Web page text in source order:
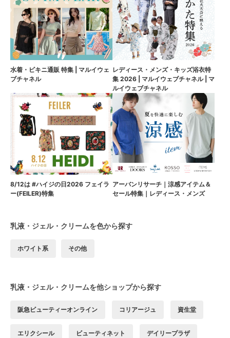
水着・ビキニ通販 特集 | マルイウェ
ブチャネル
レディース・メンズ・キッズ浴衣特
集 2026 | マルイウェブチャネル | マ
ルイウェブチャネル
8/12は #ハイジの日2026 フェイラ
ー(FEILER)特集
アーバンリサーチ｜涼感アイテム＆
セール特集｜レディース・メンズ
乳液・ジェル・クリームを色から探す
ホワイト系 その他
乳液・ジェル・クリームを他ショップから探す
阪急ビューティーオンライン コリアージュ 資生堂
エリクシール ビューティネット デイリープラザ